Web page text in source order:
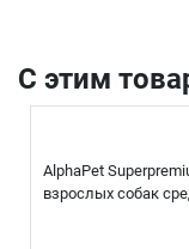
С этим
AlphaPet
взрослых собак